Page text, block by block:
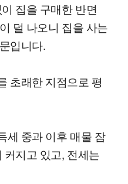
집을 구매한 반면
덜 나오니 집을 사는
입니다.
초래한 지점으로 평
세 중과 이후 매물 잠
커지고 있고, 전세는